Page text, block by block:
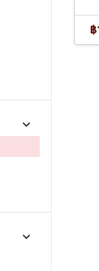
keyboard_arrow_down
keyboard_arrow_down